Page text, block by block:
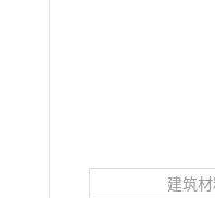
建筑